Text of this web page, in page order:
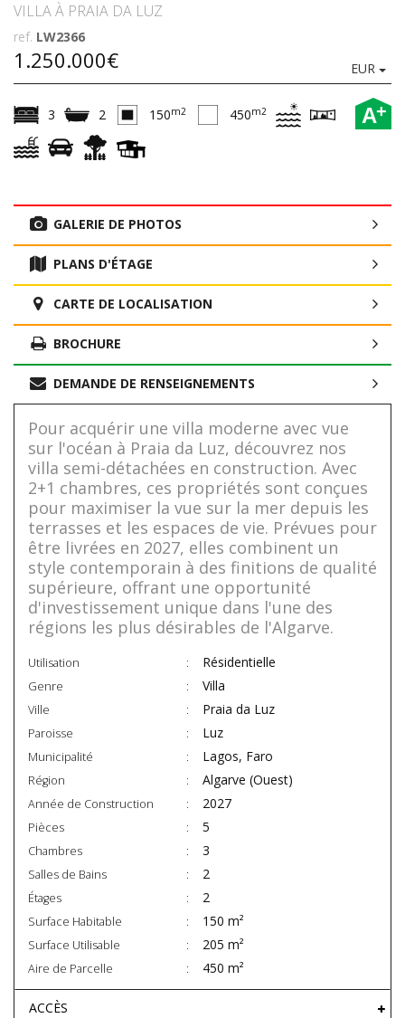
VILLA À PRAIA DA LUZ
ref. LW2366
1.250.000€ EUR
A+
3 2 150m2 450m2
GALERIE DE PHOTOS
PLANS D'ÉTAGE
CARTE DE LOCALISATION
BROCHURE
DEMANDE DE RENSEIGNEMENTS
Pour acquérir une villa moderne avec vue
sur l'océan à Praia da Luz, découvrez nos
villa semi-détachées en construction. Avec
2+1 chambres, ces propriétés sont conçues
pour maximiser la vue sur la mer depuis les
terrasses et les espaces de vie. Prévues pour
être livrées en 2027, elles combinent un
style contemporain à des finitions de qualité
supérieure, offrant une opportunité
d'investissement unique dans l'une des
régions les plus désirables de l'Algarve.
Utilisation Résidentielle
Genre Villa
Ville Praia da Luz
Paroisse Luz
Municipalité Lagos, Faro
Région Algarve (Ouest)
Année de Construction 2027
Pièces 5
Chambres 3
Salles de Bains 2
Étages 2
Surface Habitable 150 m²
Surface Utilisable 205 m²
Aire de Parcelle 450 m²
ACCÈS